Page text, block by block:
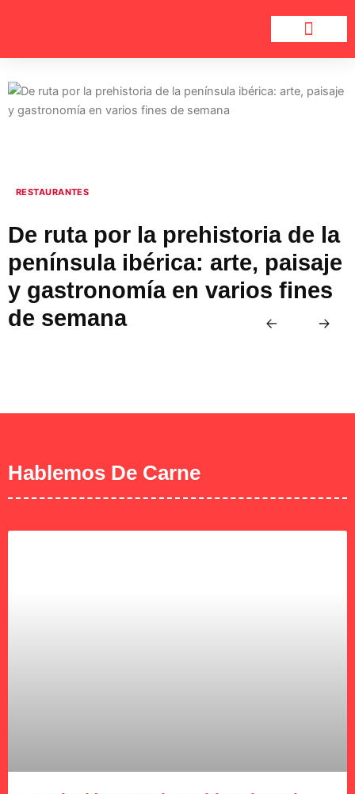
RESTAURANTES
De ruta por la prehistoria de la
península ibérica: arte, paisaje
y gastronomía en varios fines
de semana
Hablemos De Carne